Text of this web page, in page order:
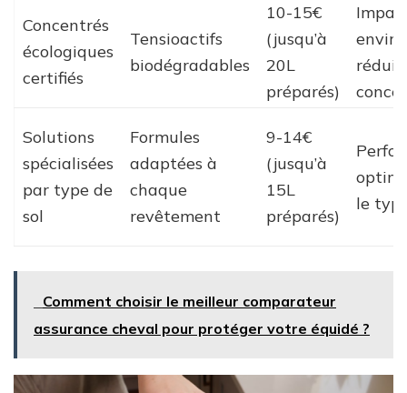
Concentrés
écologiques
certifiés
Tensioactifs
biodégradables
10-15€
(jusqu’à
20L
préparés)
Solutions
spécialisées
par type de
sol
Formules
adaptées à
chaque
revêtement
9-14€
(jusqu’à
15L
préparés)
le
Comment choisir le meilleur comparateur
assurance cheval pour protéger votre équidé ?